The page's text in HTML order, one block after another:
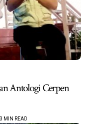
Antologi Cerpen
3 MIN READ